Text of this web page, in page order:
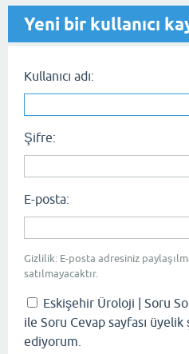
Yeni bir kullanıcı
Kullanıcı adı:
Şifre:
E-posta:
Gizlilik: E-posta adresiniz
satılmayacaktır.
Eskişehir Üroloji | Soru
ile Soru Cevap sayfası
ediyorum.